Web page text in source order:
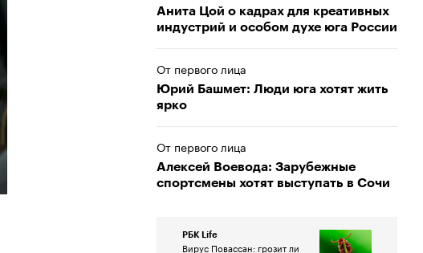
Анита Цой о кадрах для креативных
индустрий и особом духе юга России
От первого лица
Юрий Башмет: Люди юга хотят жить
ярко
От первого лица
Алексей Воевода: Зарубежные
спортсмены хотят выступать в Сочи
РБК Life
Вирус Повассан: грозит ли